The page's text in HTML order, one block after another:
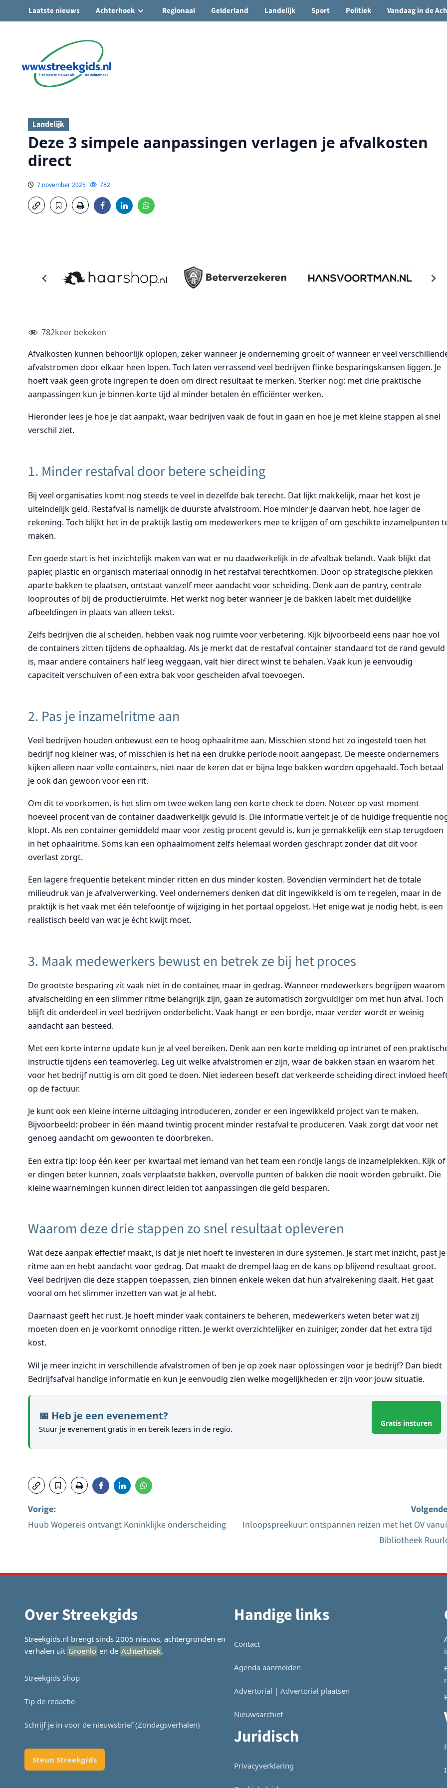
🌤️ Groenlo:16°C • Vandaag 16° / 25°
Ga
inhoud
Laatste nieuws Achterhoek Regionaal Gelderland Landelijk Sport Politiek Vandaag in de
Landelijk
Deze 3 simpele aanpassingen verlagen je afvalkosten
direct
7 november 2025 782
782keer bekeken
Afvalkosten kunnen behoorlijk oplopen, zeker wanneer je onderneming groeit of wanneer er veel
afvalstromen door elkaar heen lopen. Toch laten verrassend veel bedrijven flinke besparingskansen liggen. Je
hoeft vaak geen grote ingrepen te doen om direct resultaat te merken. Sterker nog: met drie praktische
aanpassingen kun je binnen korte tijd al minder betalen én efficiënter werken.
Hieronder lees je hoe je dat aanpakt, waar bedrijven vaak de fout in gaan en hoe je met kleine stappen al snel
verschil ziet.
1. Minder restafval door betere scheiding
Bij veel organisaties komt nog steeds te veel in dezelfde bak terecht. Dat lijkt makkelijk, maar het kost je
uiteindelijk geld. Restafval is namelijk de duurste afvalstroom. Hoe minder je daarvan hebt, hoe lager de
rekening. Toch blijkt het in de praktijk lastig om medewerkers mee te krijgen of om geschikte inzamelpunten
maken.
Een goede start is het inzichtelijk maken van wat er nu daadwerkelijk in de afvalbak belandt. Vaak blijkt dat
papier, plastic en organisch materiaal onnodig in het restafval terechtkomen. Door op strategische plekken
aparte bakken te plaatsen, ontstaat vanzelf meer aandacht voor scheiding. Denk aan de pantry, centrale
looproutes of bij de productieruimte. Het werkt nog beter wanneer je de bakken labelt met duidelijke
afbeeldingen in plaats van alleen tekst.
Zelfs bedrijven die al scheiden, hebben vaak nog ruimte voor verbetering. Kijk bijvoorbeeld eens naar hoe vol
de containers zitten tijdens de ophaaldag. Als je merkt dat de restafval containerstandaard tot de rand gevuld
is, maar andere containers half leeg weggaan, valt hier direct winst te behalen. Vaak kun je eenvoudig
capaciteit verschuiven of een extra bak voor gescheiden afval toevoegen.
2. Pas je inzamelritme aan
Veel bedrijven houden onbewust een te hoog ophaalritme aan. Misschien stond het zo ingesteld toen het
bedrijf nog kleiner was, of misschien is het na een drukke periode nooit aangepast. De meeste ondernemers
kijken alleen naar volle containers, niet naar de keren dat er bijna lege bakken worden opgehaald. Toch betaal
je ook dan gewoon voor een rit.
Om dit te voorkomen, is het slim om twee weken lang een korte check te doen. Noteer op vast moment
hoeveel procent van de container daadwerkelijk gevuld is. Die informatie vertelt je of de huidige frequentie
klopt. Als een container gemiddeld maar voor zestig procent gevuld is, kun je gemakkelijk een stap terugdoen
in het ophaalritme. Soms kan een ophaalmoment zelfs helemaal worden geschrapt zonder dat dit voor
overlast zorgt.
Een lagere frequentie betekent minder ritten en dus minder kosten. Bovendien vermindert het de totale
milieudruk van je afvalverwerking. Veel ondernemers denken dat dit ingewikkeld is om te regelen, maar in de
praktijk is het vaak met één telefoontje of wijziging in het portaal opgelost. Het enige wat je nodig hebt, is een
realistisch beeld van wat je écht kwijt moet.
3. Maak medewerkers bewust en betrek ze bij het proces
De grootste besparing zit vaak niet in de container, maar in gedrag. Wanneer medewerkers begrijpen waarom
afvalscheiding en een slimmer ritme belangrijk zijn, gaan ze automatisch zorgvuldiger om met hun afval. Toch
blijft dit onderdeel in veel bedrijven onderbelicht. Vaak hangt er een bordje, maar verder wordt er weinig
aandacht aan besteed.
Met een korte interne update kun je al veel bereiken. Denk aan een korte melding op intranet of een
instructie tijdens een teamoverleg. Leg uit welke afvalstromen er zijn, waar de bakken staan en waarom het
voor het bedrijf nuttig is om dit goed te doen. Niet iedereen beseft dat verkeerde scheiding direct invloed
op de factuur.
Je kunt ook een kleine interne uitdaging introduceren, zonder er een ingewikkeld project van te maken.
Bijvoorbeeld: probeer in één maand twintig procent minder restafval te produceren. Vaak zorgt dat voor net
genoeg aandacht om gewoonten te doorbreken.
Een extra tip: loop één keer per kwartaal met iemand van het team een rondje langs de inzamelplekken. Kijk of
er dingen beter kunnen, zoals verplaatste bakken, overvolle punten of bakken die nooit worden gebruikt. Die
kleine waarnemingen kunnen direct leiden tot aanpassingen die geld besparen.
Waarom deze drie stappen zo snel resultaat opleveren
Wat deze aanpak effectief maakt, is dat je niet hoeft te investeren in dure systemen. Je start met inzicht, past je
ritme aan en hebt aandacht voor gedrag. Dat maakt de drempel laag en de kans op blijvend resultaat groot.
Veel bedrijven die deze stappen toepassen, zien binnen enkele weken dat hun afvalrekening daalt. Het gaat
vooral om het slimmer inzetten van wat je al hebt.
Daarnaast geeft het rust. Je hoeft minder vaak containers te beheren, medewerkers weten beter wat zij
moeten doen en je voorkomt onnodige ritten. Je werkt overzichtelijker en zuiniger, zonder dat het extra tijd
kost.
Wil je meer inzicht in verschillende afvalstromen of ben je op zoek naar oplossingen voor je bedrijf? Dan biedt
Bedrijfsafval handige informatie en kun je eenvoudig zien welke mogelijkheden er zijn voor jouw situatie.
📅 Heb je een evenement?
Stuur je evenement gratis in en bereik lezers in de regio.
Gratis insturen
Bericht
Vorige:
Huub Wopereis ontvangt Koninklijke onderscheiding
Inloopspreekuur: ontspannen reizen met het OV
Bibliotheek
Over Streekgids
Streekgids.nl brengt sinds 2005 nieuws, achtergronden en
verhalen uit Groenlo en de Achterhoek.
Streekgids Shop
Tip de redactie
Schrijf je in voor de nieuwsbrief (Zondagsverhalen)
Steun Streekgids
Handige links
Contact
Agenda aanmelden
Advertorial | Advertorial plaatsen
Nieuwsarchief
Juridisch
Privacyverklaring